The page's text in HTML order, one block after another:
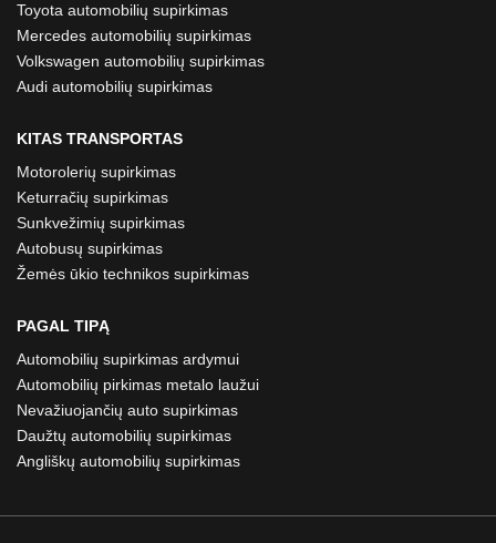
Toyota automobilių supirkimas
Mercedes automobilių supirkimas
Volkswagen automobilių supirkimas
Audi automobilių supirkimas
KITAS TRANSPORTAS
Motorolerių supirkimas
Keturračių supirkimas
Sunkvežimių supirkimas
Autobusų supirkimas
Žemės ūkio technikos supirkimas
PAGAL TIPĄ
Automobilių supirkimas ardymui
Automobilių pirkimas metalo laužui
Nevažiuojančių auto supirkimas
Daužtų automobilių supirkimas
Angliškų automobilių supirkimas